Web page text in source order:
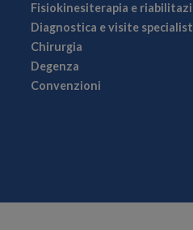
Fisiokinesiterapia e
Diagnostica e visite
Chirurgia
Degenza
Convenzioni